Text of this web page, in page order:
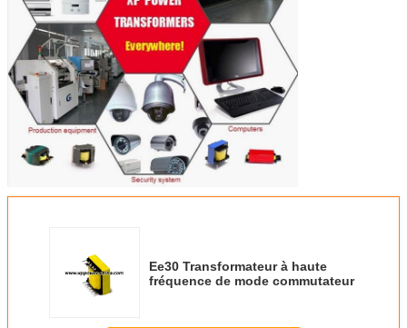
Ee30 Transformateur à haute
fréquence de mode commutateur